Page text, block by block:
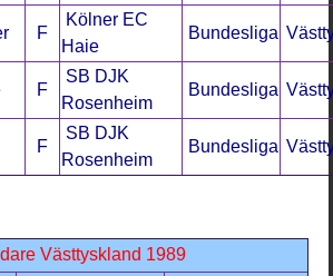
F
Kölner EC
Haie
Bundesliga
F
SB DJK
Rosenheim
Bundesliga
F
SB DJK
Rosenheim
Bundesliga
Västtyskland 1989